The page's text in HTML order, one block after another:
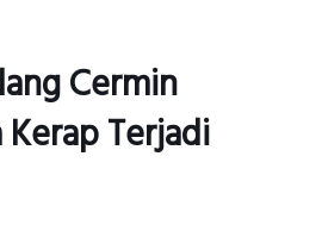
Cermin
Terjadi